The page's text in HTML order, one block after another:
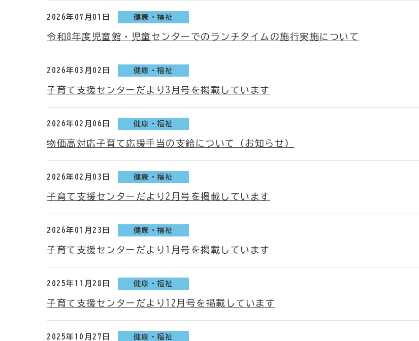
2026年07月01日 健康・福祉
令和8年度児童館・児童センターでのランチタイムの施行実施について
2026年03月02日 健康・福祉
子育て支援センターだより3月号を掲載しています
2026年02月06日 健康・福祉
物価高対応子育て応援手当の支給について（お知らせ）
2026年02月03日 健康・福祉
子育て支援センターだより2月号を掲載しています
2026年01月23日 健康・福祉
子育て支援センターだより1月号を掲載しています
2025年11月28日 健康・福祉
子育て支援センターだより12月号を掲載しています
2025年10月27日 健康・福祉